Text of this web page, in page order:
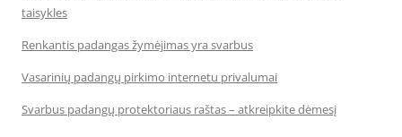
taisykles
Renkantis padangas žymėjimas yra svarbus
Vasarinių padangų pirkimo internetu privalumai
Svarbus padangų protektoriaus raštas – atkreipkite dėmesį